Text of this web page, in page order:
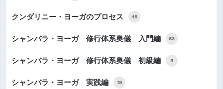
クンダリニー・ヨーガのプロセス 45
シャンバラ・ヨーガ 修行体系奥儀 入門編 83
シャンバラ・ヨーガ 修行体系奥儀 初級編 9
シャンバラ・ヨーガ 実践編 19